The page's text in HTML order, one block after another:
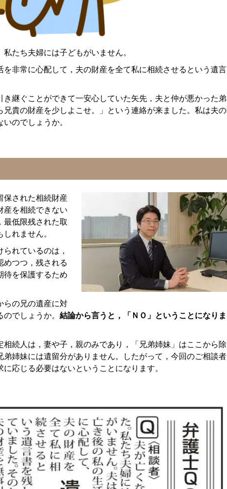
たち夫婦には子どもがいません。
を非常に心配して，夫の財産を全て私に相続させるという遺言
き継ぐことができて一安心していた矢先，夫と仲が悪かった弟
兄貴の財産を少しよこせ。」という連絡が来ました。私は夫の
のでしょうか。
保された相続財産
産を相続できない
最低限残された取
れません。
れているのは，
めつつ，残される
待を保護するため
らの兄の遺産に対
でしょうか。 結論から言うと，「ＮＯ」ということになりま
続人は，妻や子，親のみであり，「兄弟姉妹」はここから除
弟姉妹には遺留分がありません。したがって，今回のご相談者
応じる必要はないということになります。